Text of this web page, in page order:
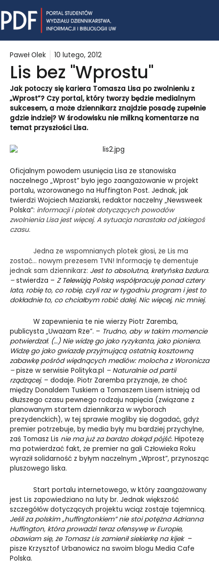
to
content
Paweł Olek 10 lutego, 2012
Lis bez "Wprostu"
Jak potoczy się kariera Tomasza Lisa po zwolnieniu z
„Wprost”? Czy portal, który tworzy będzie medialnym
sukcesem, a może dziennikarz znajdzie posadę zupełnie
gdzie indziej? W środowisku nie milkną komentarze na
temat przyszłości Lisa.
Oficjalnym powodem usunięcia Lisa ze stanowiska
naczelnego „Wprost” było jego zaangażowanie w projekt
portalu, wzorowanego na Huffington Post. Jednak, jak
twierdzi Wojciech Maziarski, redaktor naczelny „Newsweek
Polska”: informacji i plotek dotyczących powodów
zwolnienia Lisa jest więcej. A sytuacja narastała od jakiegoś
czasu.
Jedna ze wspomnianych plotek głosi, że Lis ma
zostać… nowym prezesem TVN! Informację tę dementuje
jednak sam dziennikarz: Jest to absolutna, kretyńska bzdura.
–stwierdza – Z TelewizjąPolską współpracuję ponad cztery
lata, robię to, co robię, czyli raz w tygodniu program i jest to
dokładnie to, co chciałbym robić dalej. Nic więcej, nic mniej.
W zapewnienia te nie wierzy Piotr Zaremba,
publicysta „Uważam Rze”. – Trudno, aby w takim momencie
potwierdzał. (…) Nie widzę go jako ryzykanta, jako pioniera.
Widzę go jako gwiazdę przyjmującą ostatnią kosztowną
zabawkę pośród więdnących mediów: molocha z Woronicza
–pisze w serwisie Polityka.pl – Naturalnie od partii
rządzącej. – dodaje. Piotr Zaremba przyznaje, że choć
między Donaldem Tuskiem a Tomaszem Lisem istnieją od
dłuższego czasu pewnego rodzaju napięcia (związane z
planowanym startem dziennikarza w wyborach
prezydenckich), w tej sprawie mogliby się dogadać, gdyż
premier potrzebuje, by media były mu bardziej przychylne,
zaś Tomasz Lis nie ma już za bardzo dokąd pójść. Hipotezę
ma potwierdzać fakt, że premier na gali Człowieka Roku
wyraził solidarność z byłym naczelnym „Wprost”, przynosząc
pluszowego liska.
Start portalu internetowego, w który zaangażowany
jest Lis zapowiedziano na luty br. Jednak większość
szczegółów dotyczących projektu wciąż zostaje tajemnicą.
Jeśli za polskim „huffingtonkiem” nie stoi potężna Adrianna
Huffington, która prowadzi teraz ofensywę w Europie,
obawiam się, że Tomasz Lis zamienił siekierkę na kijek –
pisze Krzysztof Urbanowicz na swoim blogu Media Cafe
Polska.